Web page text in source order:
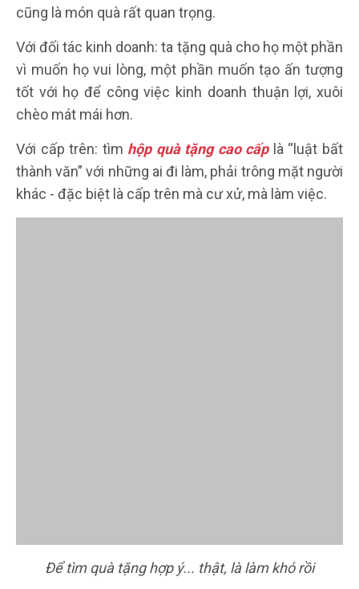
cũng là món quà rất quan trọng.
Với đối tác kinh doanh: ta tặng quà cho họ một phần
vì muốn họ vui lòng, một phần muốn tạo ấn tượng
tốt với họ để công việc kinh doanh thuận lợi, xuôi
chèo mát mái hơn.
Với cấp trên: tìm hộp quà tặng cao cấplà “luật bất
thành văn” với những ai đi làm, phải trông mặt người
khác - đặc biệt là cấp trên mà cư xử, mà làm việc.
Để tìm quà tặng hợp ý... thật, là làm khó rồi